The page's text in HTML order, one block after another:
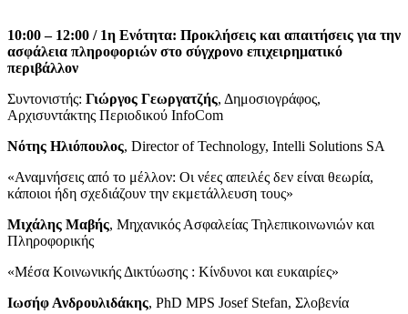
10:00 – 12:00 / 1η Ενότητα: Προκλήσεις και απαιτήσεις για την
ασφάλεια πληροφοριών στο σύγχρονο επιχειρηματικό
περιβάλλον
Συντονιστής: Γιώργος Γεωργατζής, Δημοσιογράφος,
Αρχισυντάκτης Περιοδικού InfoCom
Νότης Ηλιόπουλος, Director of Technology, Intelli Solutions SA
«Αναμνήσεις από το μέλλον: Οι νέες απειλές δεν είναι θεωρία,
κάποιοι ήδη σχεδιάζουν την εκμετάλλευση τους»
Μιχάλης Μαβής, Μηχανικός Ασφαλείας Τηλεπικοινωνιών και
Πληροφορικής
«Μέσα Κοινωνικής Δικτύωσης : Κίνδυνοι και ευκαιρίες»
Ιωσήφ Ανδρουλιδάκης, PhD MPS Josef Stefan, Σλοβενία